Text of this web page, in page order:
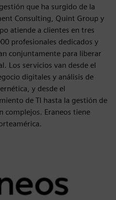
que ha surgido de la
Consulting, Quint Group y
atiende a clientes en tres
profesionales dedicados y
conjuntamente para liberar
Los servicios van desde el
digitales y análisis de
y desde el
de TI hasta la gestión de
complejos. Eraneos tiene